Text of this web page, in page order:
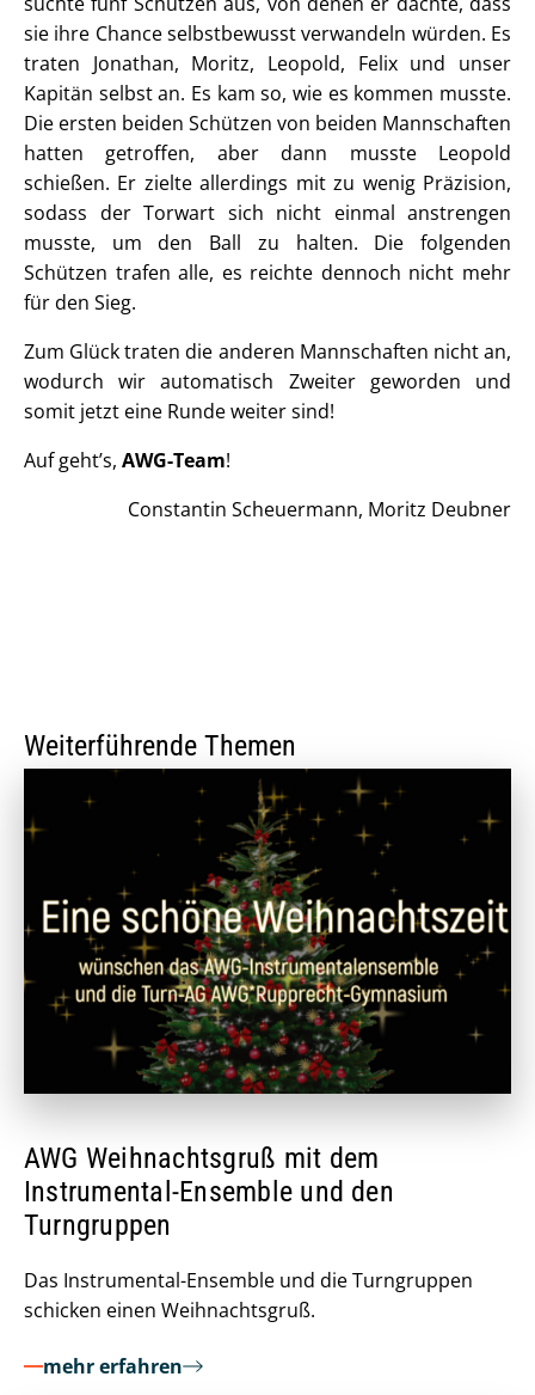
sie ihre Chance selbstbewusst verwandeln würden. Es
traten Jonathan, Moritz, Leopold, Felix und unser
Kapitän selbst an. Es kam so, wie es kommen musste.
Die ersten beiden Schützen von beiden Mannschaften
hatten getroffen, aber dann musste Leopold
schießen. Er zielte allerdings mit zu wenig Präzision,
sodass der Torwart sich nicht einmal anstrengen
musste, um den Ball zu halten. Die folgenden
Schützen trafen alle, es reichte dennoch nicht mehr
für den Sieg.
Zum Glück traten die anderen Mannschaften nicht an,
wodurch wir automatisch Zweiter geworden und
somit jetzt eine Runde weiter sind!
Auf geht’s, AWG-Team!
Constantin Scheuermann, Moritz Deubner
Weiterführende Themen
AWG Weihnachtsgruß mit dem
Instrumental-Ensemble und den
Turngruppen
Das Instrumental-Ensemble und die Turngruppen
schicken einen Weihnachtsgruß.
mehr erfahren